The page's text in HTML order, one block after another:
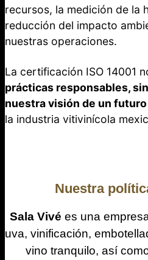
recursos, la medición de la
reducción del impacto
nuestras operaciones.
La certificación ISO 14001
prácticas responsables,
nuestra visión de un
la industria vitivinícola
Nuestra
Sala Vivé es una
uva, vinificación,
vino tranquilo, así